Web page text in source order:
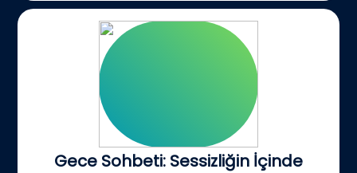
Gece Sohbeti: Sessizliğin İçinde